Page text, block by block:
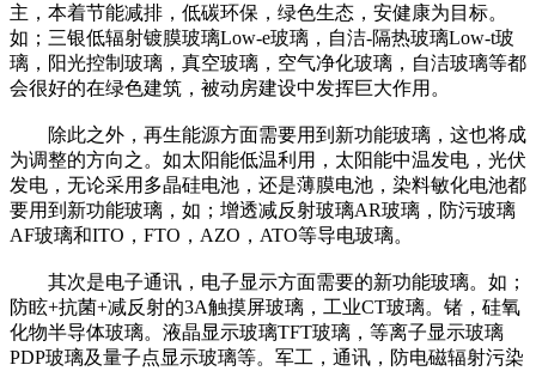
主，本着节能减排，低碳环保，绿色生态，安健康为目标。
如；三银低辐射镀膜玻璃Low-e玻璃，自洁-隔热玻璃Low-t玻
璃，阳光控制玻璃，真空玻璃，空气净化玻璃，自洁玻璃等都
会很好的在绿色建筑，被动房建设中发挥巨大作用。
除此之外，再生能源方面需要用到新功能玻璃，这也将成
为调整的方向之。如太阳能低温利用，太阳能中温发电，光伏
发电，无论采用多晶硅电池，还是薄膜电池，染料敏化电池都
要用到新功能玻璃，如；增透减反射玻璃AR玻璃，防污玻璃
AF玻璃和ITO，FTO，AZO，ATO等导电玻璃。
其次是电子通讯，电子显示方面需要的新功能玻璃。如；
防眩+抗菌+减反射的3A触摸屏玻璃，工业CT玻璃。锗，硅氧
化物半导体玻璃。液晶显示玻璃TFT玻璃，等离子显示玻璃
PDP玻璃及量子点显示玻璃等。军工，通讯，防电磁辐射污染